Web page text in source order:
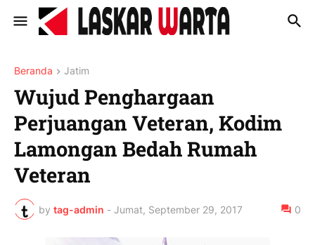
Beranda Jatim
Wujud Penghargaan
Perjuangan Veteran, Kodim
Lamongan Bedah Rumah
Veteran
by tag-admin - Jumat, September 29, 2017 0